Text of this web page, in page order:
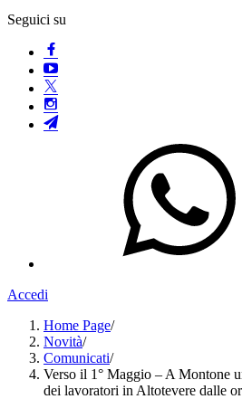
Seguici su
Accedi
Home Page/
Novità/
Comunicati/
Verso il 1° Maggio – A Montone
dei lavoratori in Altotevere dalle